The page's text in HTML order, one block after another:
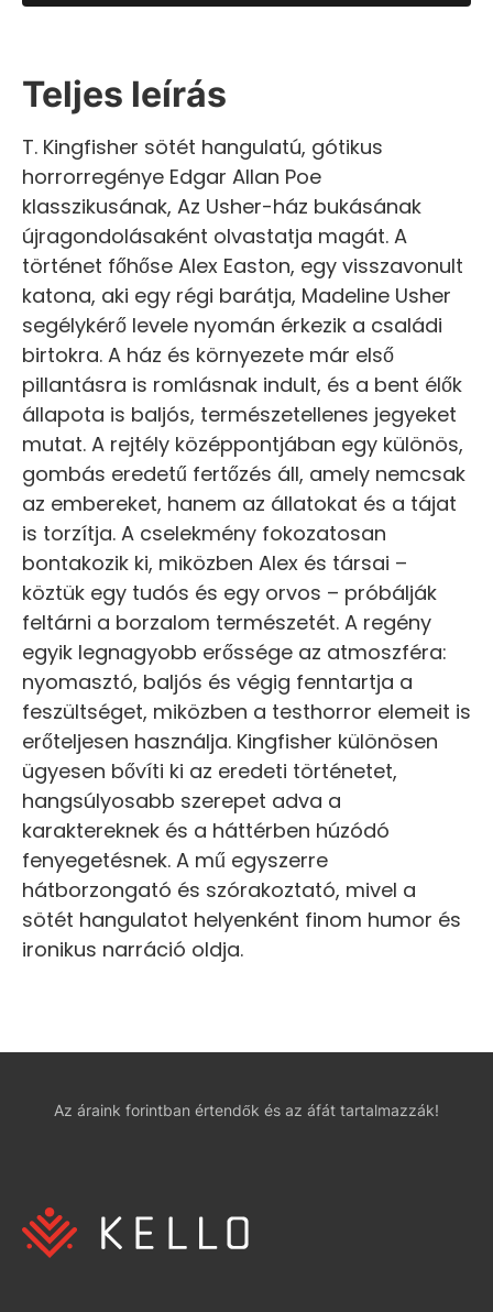
Teljes leírás
T. Kingfisher sötét hangulatú, gótikus
horrorregénye Edgar Allan Poe
klasszikusának, Az Usher-ház bukásának
újragondolásaként olvastatja magát. A
történet főhőse Alex Easton, egy visszavonult
katona, aki egy régi barátja, Madeline Usher
segélykérő levele nyomán érkezik a családi
birtokra. A ház és környezete már első
pillantásra is romlásnak indult, és a bent élők
állapota is baljós, természetellenes jegyeket
mutat. A rejtély középpontjában egy különös,
gombás eredetű fertőzés áll, amely nemcsak
az embereket, hanem az állatokat és a tájat
is torzítja. A cselekmény fokozatosan
bontakozik ki, miközben Alex és társai –
köztük egy tudós és egy orvos – próbálják
feltárni a borzalom természetét. A regény
egyik legnagyobb erőssége az atmoszféra:
nyomasztó, baljós és végig fenntartja a
feszültséget, miközben a testhorror elemeit is
erőteljesen használja. Kingfisher különösen
ügyesen bővíti ki az eredeti történetet,
hangsúlyosabb szerepet adva a
karaktereknek és a háttérben húzódó
fenyegetésnek. A mű egyszerre
hátborzongató és szórakoztató, mivel a
sötét hangulatot helyenként finom humor és
ironikus narráció oldja.
Az áraink forintban értendők és az áfát tartalmazzák!